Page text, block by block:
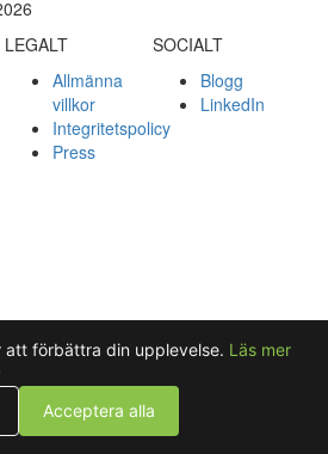
LEGALT
Allmänna
villkor
Integritetspolicy
Press
SOCIALT
Blogg
LinkedIn
att förbättra din upplevelse. Läs mer
Acceptera alla